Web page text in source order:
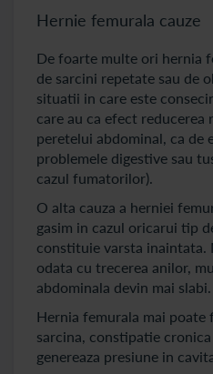
Hernie femurala cauze
De foarte multe ori hernia
de sarcini repetate sau de
situatii in care este
care au ca efect reducerea
peretelui abdominal, ca de
problemele digestive sau
cazul fumatorilor).
O alta cauza a herniei
gasim in cazul oricarui tip
constituie varsta inaintata.
odata cu trecerea anilor,
abdominala devin mai slabi.
Hernia femurala mai poate
sarcina, constipatie
genereaza presiune in